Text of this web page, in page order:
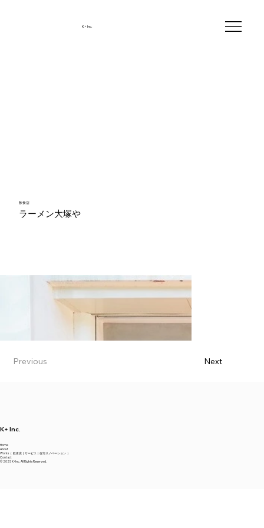
K+ Inc.
飲食店
ラーメン大塚や
Previous Next
K+ Inc.
Home
About
Works（ 飲食店 サービス 住宅リノベーション ）
Contact
© 2025 K+Inc. All Rights Reserved.